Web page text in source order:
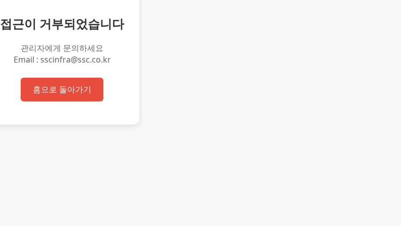
접근이 거부되었습니다
관리자에게 문의하세요
Email : sscinfra@ssc.co.kr
홈으로 돌아가기